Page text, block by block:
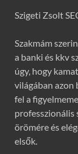
Szigeti Zsolt
Szakmám
a banki és kkv
úgy, hogy
világában azon
fel a
professzionális
örömére és
elsők.